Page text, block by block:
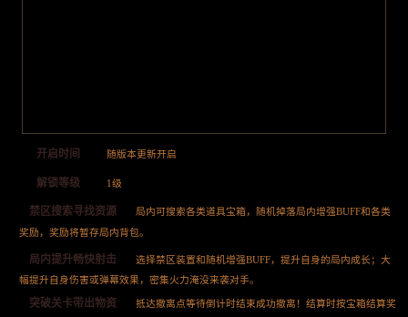
开启时间 随版本更新开启
解锁等级 1级
禁区搜索寻找资源
局内可搜索各类道具宝箱，随机掉落局内增强BUFF和各类
奖励，奖励将暂存局内背包。
局内提升畅快射击
选择禁区装置和随机增强BUFF，提升自身的局内成长；大
幅提升自身伤害或弹幕效果，密集火力淹没来袭对手。
突破关卡带出物资
抵达撤离点等待倒计时结束成功撤离！结算时按宝箱结算奖